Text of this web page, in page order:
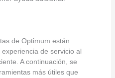
de Optimum están
de servicio al
A continuación, se
más útiles que